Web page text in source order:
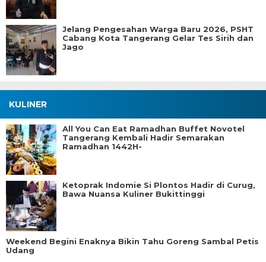
Jelang Pengesahan Warga Baru 2026, PSHT
Cabang Kota Tangerang Gelar Tes Sirih dan
Jago
KULINER
All You Can Eat Ramadhan Buffet Novotel
Tangerang Kembali Hadir Semarakan
Ramadhan 1442H-
Ketoprak Indomie Si Plontos Hadir di Curug,
Bawa Nuansa Kuliner Bukittinggi
Weekend Begini Enaknya Bikin Tahu Goreng Sambal Petis
Udang